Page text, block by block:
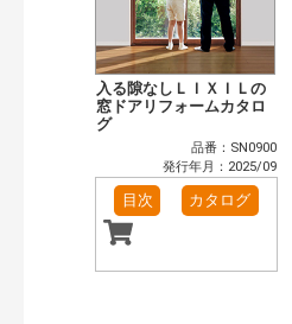
入る隙なしＬＩＸＩＬの
窓ドアリフォームカタロ
グ
品番：SN0900
発行年月：2025/09
目次 カタログ